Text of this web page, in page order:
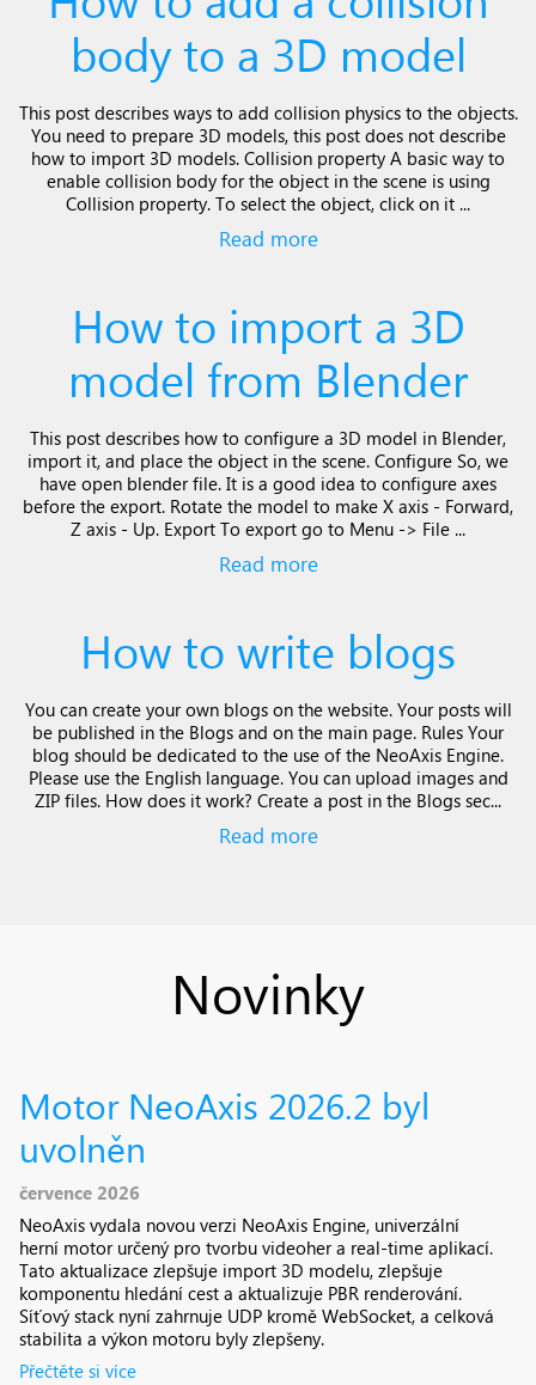
body to a 3D model
This post describes ways to add collision physics to the objects.
You need to prepare 3D models, this post does not describe
how to import 3D models. Collision property A basic way to
enable collision body for the object in the scene is using
Collision property. To select the object, click on it ...
Read more
How to import a 3D
model from Blender
This post describes how to configure a 3D model in Blender,
import it, and place the object in the scene. Configure So, we
have open blender file. It is a good idea to configure axes
before the export. Rotate the model to make X axis - Forward,
Z axis - Up. Export To export go to Menu -> File ...
Read more
How to write blogs
You can create your own blogs on the website. Your posts will
be published in the Blogs and on the main page. Rules Your
blog should be dedicated to the use of the NeoAxis Engine.
Please use the English language. You can upload images and
ZIP files. How does it work? Create a post in the Blogs sec...
Read more
Novinky
Motor NeoAxis 2026.2 byl
uvolněn
července 2026
NeoAxis vydala novou verzi NeoAxis Engine, univerzální
herní motor určený pro tvorbu videoher a real-time aplikací.
Tato aktualizace zlepšuje import 3D modelu, zlepšuje
komponentu hledání cest a aktualizuje PBR renderování.
Síťový stack nyní zahrnuje UDP kromě WebSocket, a celková
stabilita a výkon motoru byly zlepšeny.
Přečtěte si více